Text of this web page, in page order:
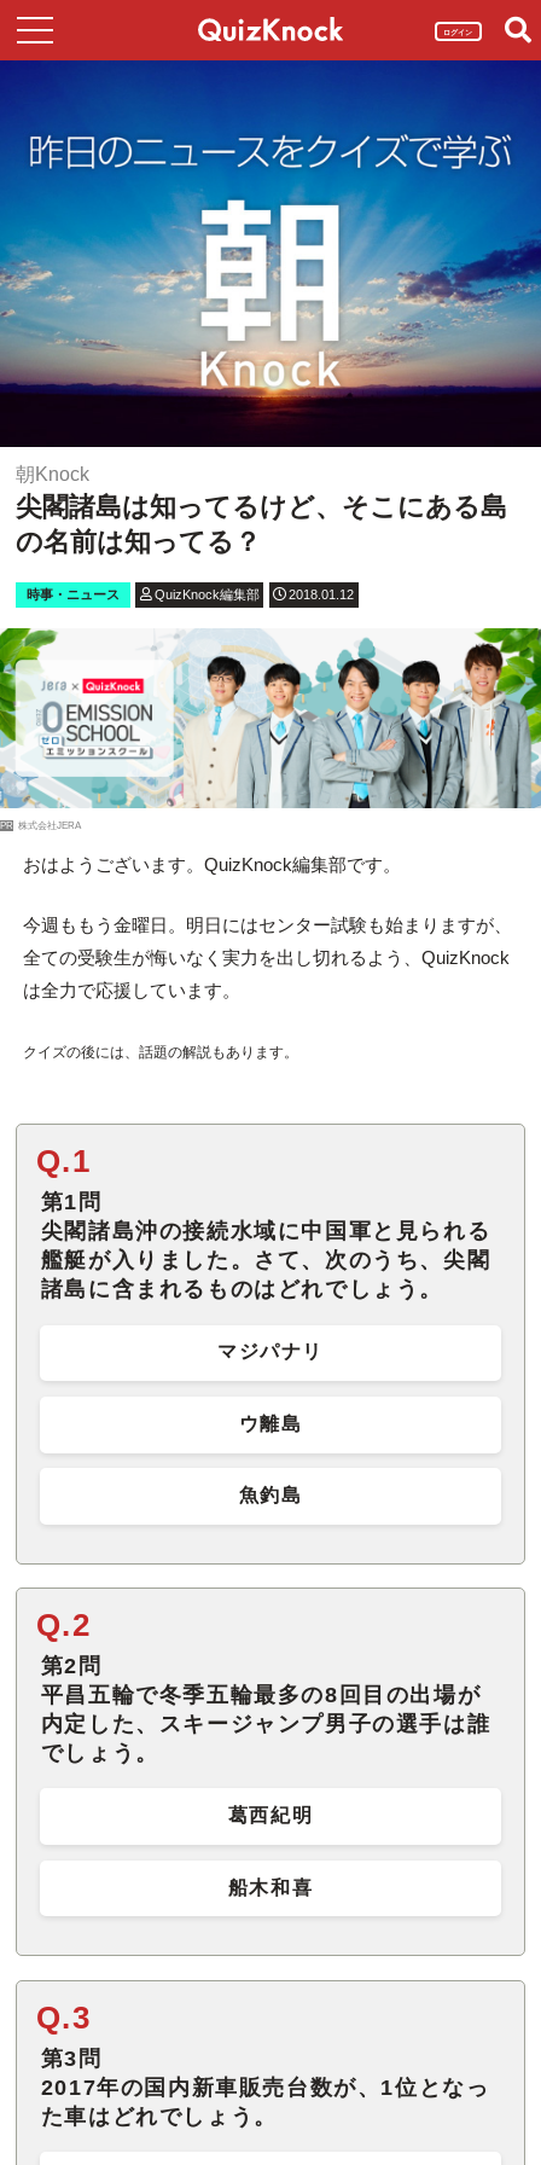
ログイン
朝Knock
尖閣諸島は知ってるけど、そこにある島
の名前は知ってる？
時事・ニュース QuizKnock編集部 2018.01.12
PR 株式会社JERA
おはようございます。QuizKnock編集部です。
今週ももう金曜日。明日にはセンター試験も始まりますが、
全ての受験生が悔いなく実力を出し切れるよう、QuizKnock
は全力で応援しています。
クイズの後には、話題の解説もあります。
Q.1
第1問
尖閣諸島沖の接続水域に中国軍と見られる
艦艇が入りました。さて、次のうち、尖閣
諸島に含まれるものはどれでしょう。
マジパナリ
ウ離島
魚釣島
Q.2
第2問
平昌五輪で冬季五輪最多の8回目の出場が
内定した、スキージャンプ男子の選手は誰
でしょう。
葛西紀明
船木和喜
Q.3
第3問
2017年の国内新車販売台数が、1位となっ
た車はどれでしょう。